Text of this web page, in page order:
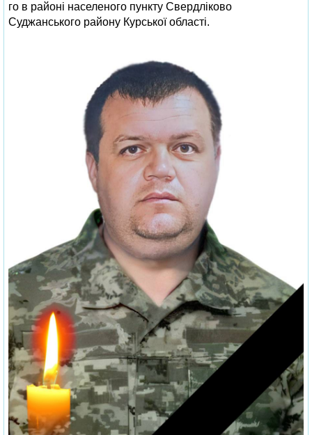
го в районі населеного пункту Свердліково
Суджанського району Курської області.